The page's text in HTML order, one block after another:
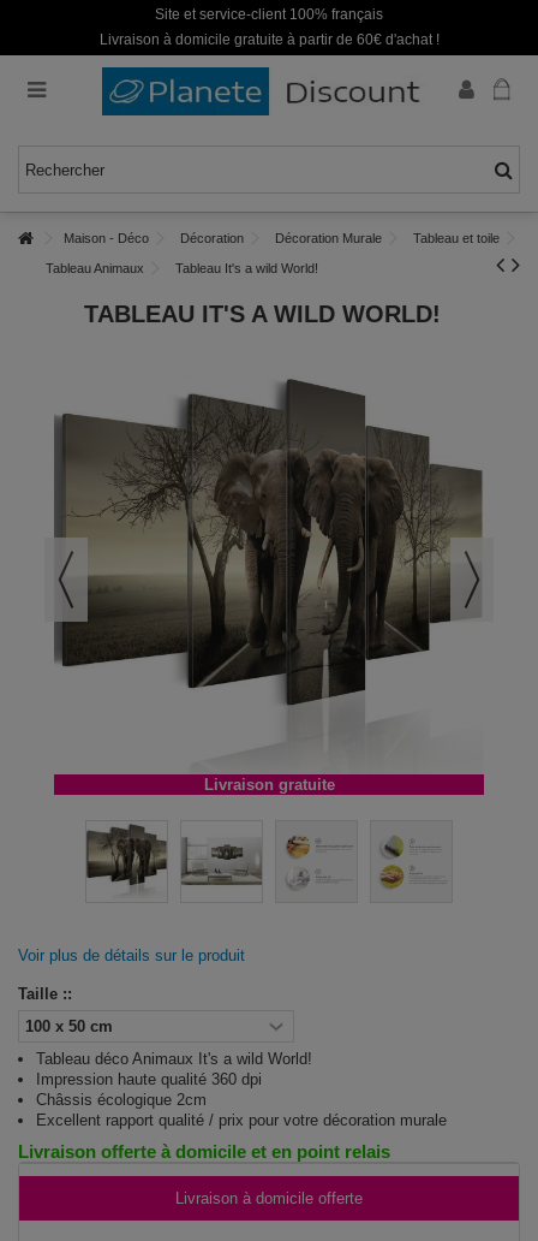
Site et service-client 100% français
Livraison à domicile gratuite à partir de 60€ d'achat !
Maison - Déco Décoration Décoration Murale Tableau et toile
Tableau Animaux Tableau It's a wild World!
TABLEAU IT'S A WILD WORLD!
Livraison gratuite
Voir plus de détails sur le produit
Taille ::
Tableau déco Animaux It's a wild World!
Impression haute qualité 360 dpi
Châssis écologique 2cm
Excellent rapport qualité / prix pour votre décoration murale
Livraison offerte à domicile et en point relais
Livraison à domicile offerte